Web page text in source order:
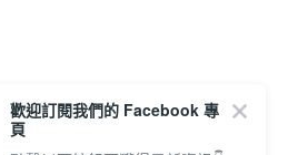
歡迎訂閱我們的 Facebook 專
頁